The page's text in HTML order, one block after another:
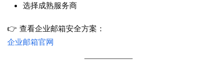
选择成熟服务商
👉 查看企业邮箱安全方案：
企业邮箱官网